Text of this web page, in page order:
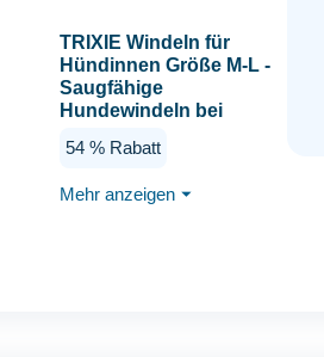
TRIXIE Windeln für
Hündinnen Größe M-L -
Saugfähige
Hundewindeln bei
Läufigkeit - 12 St. mit
Komfort, 36-52 cm
54 % Rabatt
Mehr anzeigen ⏷